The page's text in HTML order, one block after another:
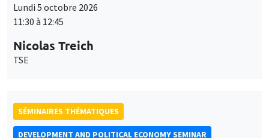
Lundi 5 octobre 2026
11:30 à 12:45
Nicolas Treich
TSE
SÉMINAIRES THÉMATIQUES
DEVELOPMENT AND POLITICAL ECONOMY SEMINAR